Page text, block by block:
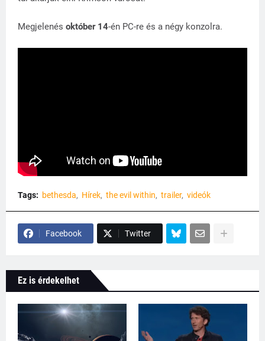
Megjelenés október 14-én PC-re és a négy konzolra.
Tags: bethesda Hírek the evil within trailer videók
Facebook Twitter
Ez is érdekelhet